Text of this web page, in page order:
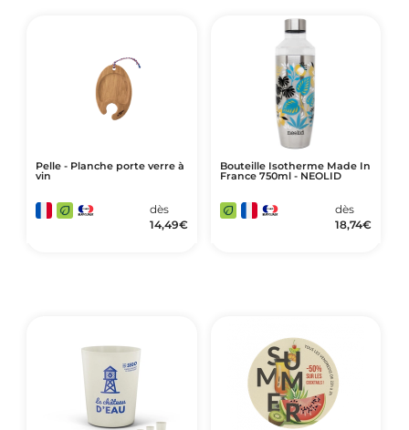
Pelle - Planche porte verre à
vin
dès
14,49€
Bouteille Isotherme Made In
France 750ml - NEOLID
dès
18,74€